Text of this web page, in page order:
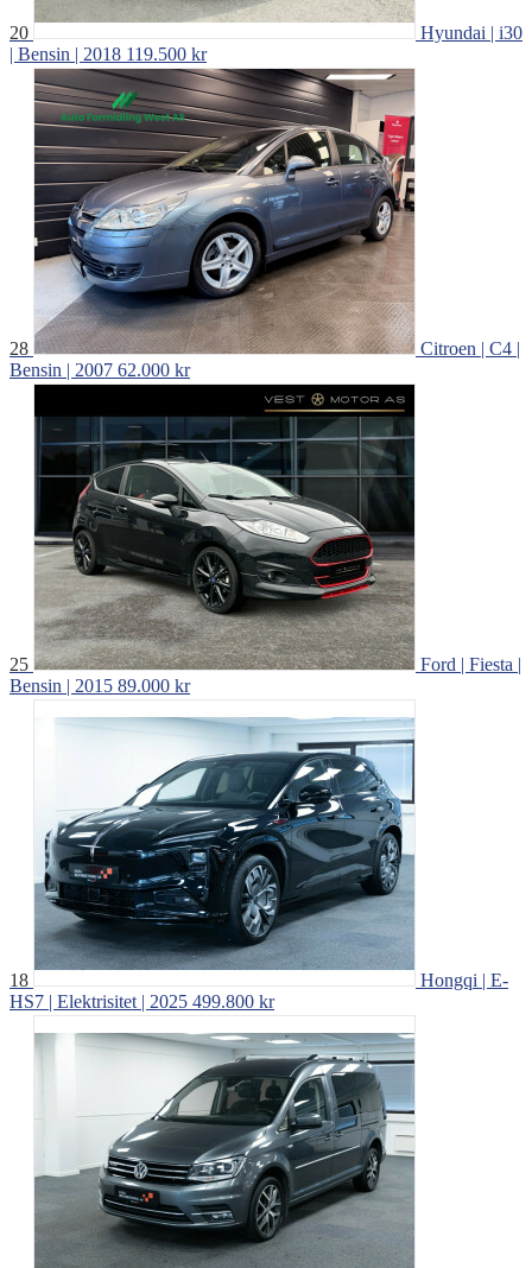
20
Hyundai | i30
| Bensin | 2018 119.500 kr
28
Citroen | C4 |
Bensin | 2007 62.000 kr
25
Ford | Fiesta |
Bensin | 2015 89.000 kr
18
Hongqi | E-
HS7 | Elektrisitet | 2025 499.800 kr